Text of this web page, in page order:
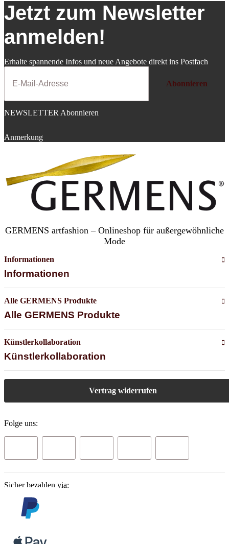
Jetzt zum Newsletter
anmelden!
Erhalte spannende Infos und neue Angebote direkt ins Postfach
Abonnieren
NEWSLETTER Abonnieren
Anmerkung
GERMENS artfashion – Onlineshop für außergewöhnliche
Mode
Informationen
Informationen
Alle GERMENS Produkte
Alle GERMENS Produkte
Künstlerkollaboration
Künstlerkollaboration
Vertrag widerrufen
Folge uns:
Sicher bezahlen via: